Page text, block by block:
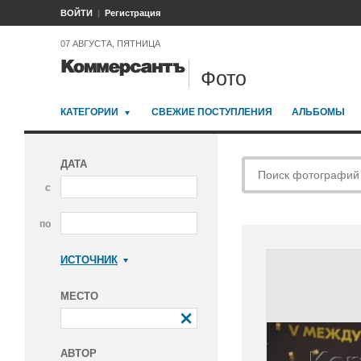
ВОЙТИ Регистрация
07 АВГУСТА, ПЯТНИЦА
Фото
КАТЕГОРИИ СВЕЖИЕ ПОСТУПЛЕНИЯ АЛЬБОМЫ
ДАТА
с
по
ИСТОЧНИК
МЕСТО
АВТОР